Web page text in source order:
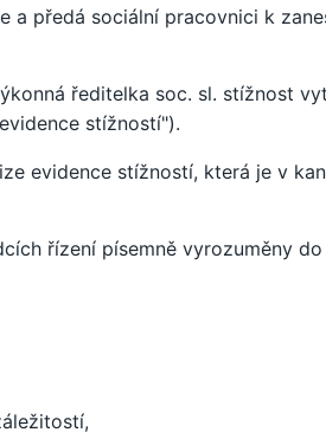
a předá sociální pracovnici k
ředitelka soc. sl. stížnost
stížností").
evidence stížností, která je v
řízení písemně vyrozuměny